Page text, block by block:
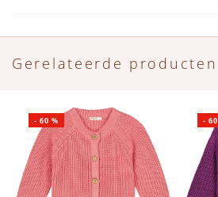
Gerelateerde producten
-60 % -60